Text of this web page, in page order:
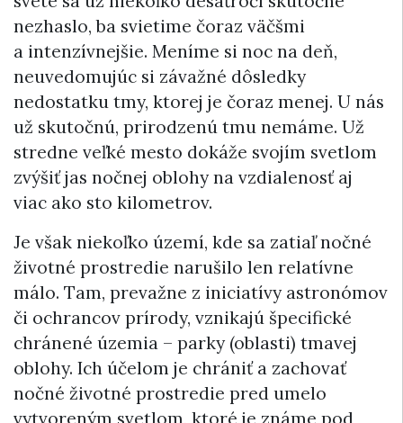
nezhaslo, ba svietime čoraz väčšmi
a intenzívnejšie. Meníme si noc na deň,
neuvedomujúc si závažné dôsledky
nedostatku tmy, ktorej je čoraz menej. U nás
už skutočnú, prirodzenú tmu nemáme. Už
stredne veľké mesto dokáže svojím svetlom
zvýšiť jas nočnej oblohy na vzdialenosť aj
viac ako sto kilometrov.
Je však niekoľko území, kde sa zatiaľ nočné
životné prostredie narušilo len relatívne
málo. Tam, prevažne z iniciatívy astronómov
či ochrancov prírody, vznikajú špecifické
chránené územia – parky (oblasti) tmavej
oblohy. Ich účelom je chrániť a zachovať
nočné životné prostredie pred umelo
vytvoreným svetlom, ktoré je známe pod